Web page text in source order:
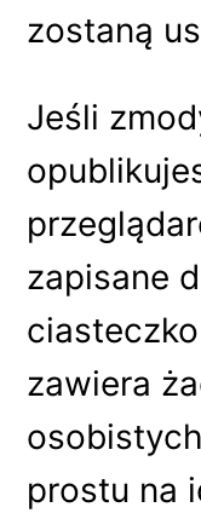
zostaną
Jeśli
zapisane
zawiera
prostu na